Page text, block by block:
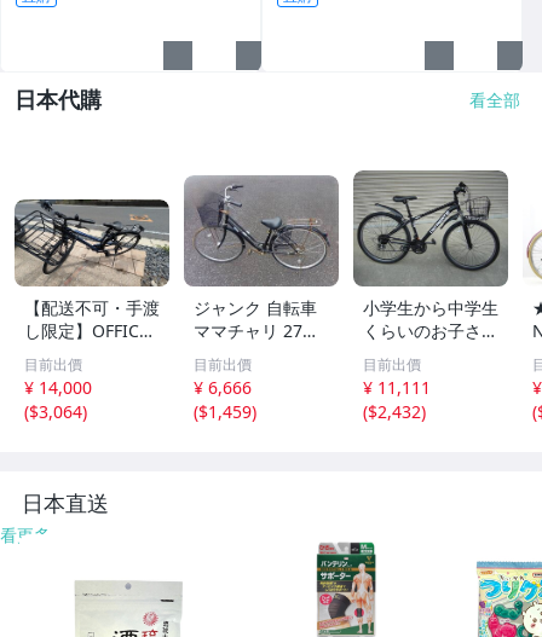
日本代購 看全部
【配送不可・手渡
し限定】OFFICE
PRESS CM 460m
m 自転車
目前出價
¥ 14,000
($3,064)
ジャンク 自転車
ママチャリ 27イ
ンチ ６段ギア 黒
手渡し限定 配達
可能 千葉
目前出價
¥ 6,666
($1,459)
小学生から中学生
くらいのお子さん
に☆自転車 CO
NTINENTE 698
シティクロスバイ
ク
目前出價
¥ 11,111
($2,432)
(
日本直送
看更多